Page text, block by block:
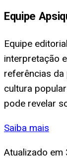
Equipe
Equipe
interpretação
referências da
cultura
pode revelar
Saiba mais
Atualizado em